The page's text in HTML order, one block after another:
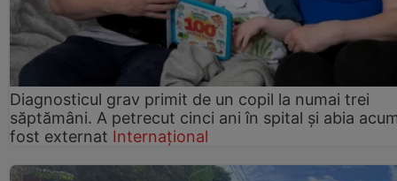
Diagnosticul grav primit de un copil la numai trei
săptămâni. A petrecut cinci ani în spital și abia
fost externat Internațional